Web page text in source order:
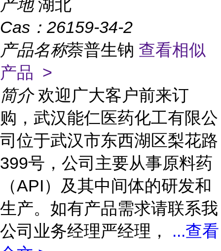
产地 湖北
Cas： 26159-34-2
产品名称萘普生钠 查看相似
产品 >
简介 欢迎广大客户前来订
购，武汉能仁医药化工有限公
司位于武汉市东西湖区梨花路
399号，公司主要从事原料药
（API）及其中间体的研发和
生产。如有产品需求请联系我
公司业务经理严经理， ...查看